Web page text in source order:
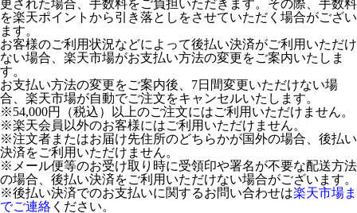
更された場合、手数料をご負担いただきます。その際、手数料
を楽天ポイントから引き落としをさせていただく場合がござい
ます。
お客様のご利用状況などによって後払い決済がご利用いただけ
ない場合、楽天市場がお支払い方法の変更をご案内いたしま
す。
お支払い方法の変更をご案内後、7日間変更いただけない場
合、楽天市場が自動でご注文をキャンセルいたします。
※54,000円（税込）以上のご注文にはご利用いただけません。
※楽天会員以外のお客様にはご利用いただけません。
※注文者またはお届け先住所のどちらかが国外の場合、後払い
決済をご利用いただけません。
※メール便等のお受け取り時に受領印や署名が不要な配送方法
の場合、後払い決済をご利用いただけない場合がございます。
※後払い決済でのお支払いに関するお問い合わせは楽天市場ま
でご連絡 ください。